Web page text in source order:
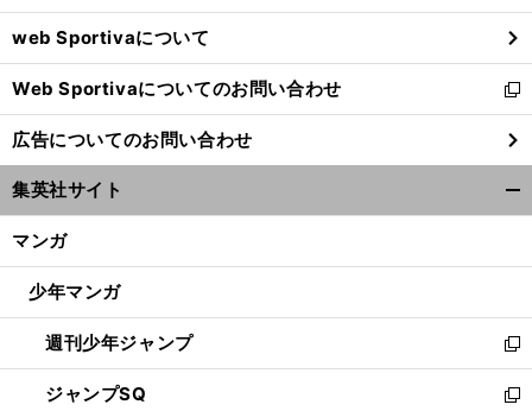
ウ
で
開
く
web Sportivaについて
Web Sportivaについてのお問い合わせ
新
し
い
ウ
ィ
ン
ウ
開
く
広告についてのお問い合わせ
集英社サイト
マンガ
少年マンガ
週刊少年ジャンプ
新
し
い
ジャンプSQ
新